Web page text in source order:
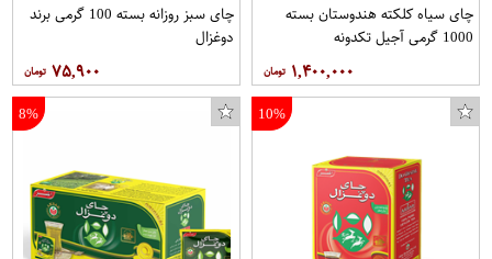
چای سیاه کلکته هندوستان بسته
1000 گرمی آجیل تکدونه
۱,۴۰۰,۰۰۰
چای سبز روزانه بسته 100 گرمی برند
دوغزال
۷۵,۹۰۰
10%
8%